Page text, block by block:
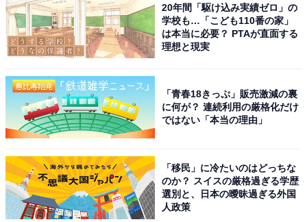
こちらもおすすめ
花火の芸術性が高い「中国・四国の花火大会」
ランキング！ 2位「関門海峡花火大会」、圧倒
的1位は？
20年間「駆け込み実績ゼロ」の
学校も…「こども110番の家」
は本当に必要？ PTAが直面する
理想と現実
「青春18きっぷ」販売激減の裏
に何が？ 連続利用の厳格化だけ
ではない「本当の理由」
「移民」に冷たいのはどっちな
のか？ スイスの厳格過ぎる学歴
選別と、日本の曖昧過ぎる外国
人政策